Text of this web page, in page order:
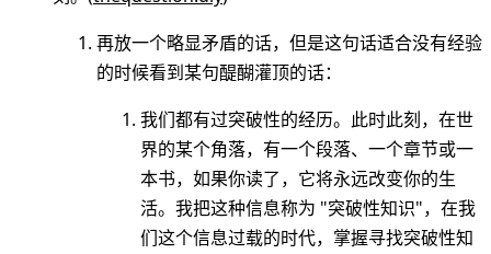
再放一个略显矛盾的话，但是这句话适合没有经验
的时候看到某句醍醐灌顶的话：
我们都有过突破性的经历。此时此刻，在世
界的某个角落，有一个段落、一个章节或一
本书，如果你读了，它将永远改变你的生
活。我把这种信息称为 "突破性知识"，在我
们这个信息过载的时代，掌握寻找突破性知